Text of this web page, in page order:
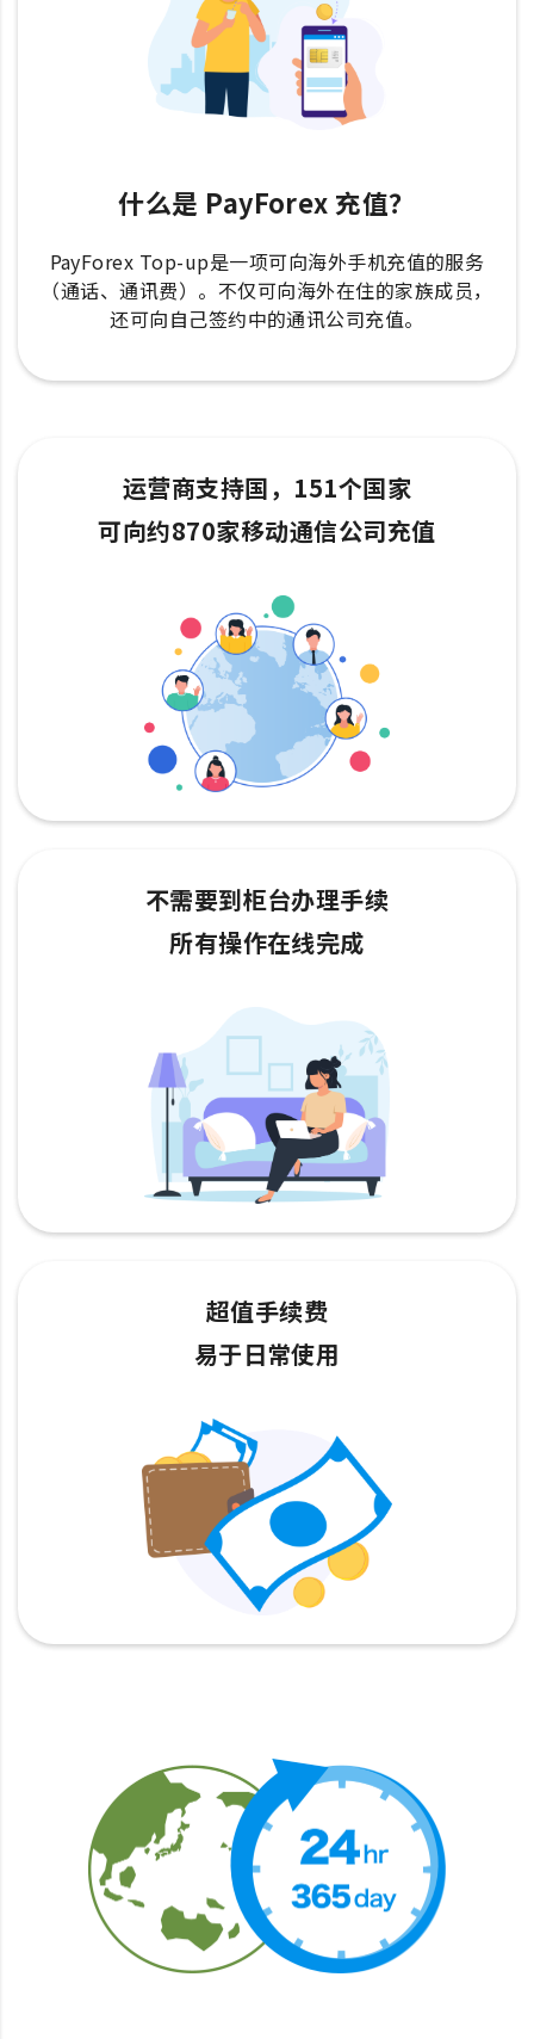
什么是 PayForex 充值？
PayForex Top-up是一项可向海外手机充值的服务
（通话、通讯费）。不仅可向海外在住的家族成员，
还可向自己签约中的通讯公司充值。
运营商支持国，151个国家
可向约870家移动通信公司充值
不需要到柜台办理手续
所有操作在线完成
超值手续费
易于日常使用